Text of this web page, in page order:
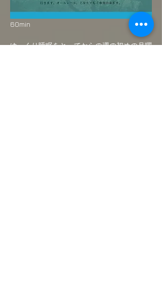
60min
ゆっくり睡眠をとってからの週の初めの月曜